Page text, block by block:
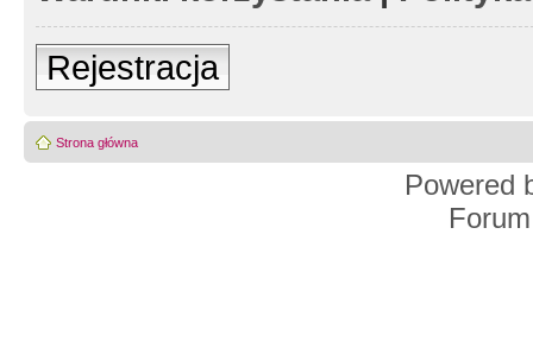
Rejestracja
Strona główna
Powered